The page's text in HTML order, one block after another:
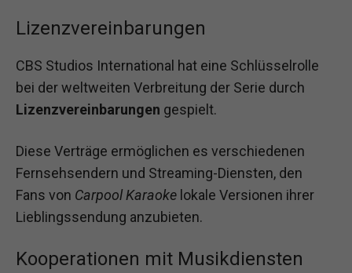
Lizenzvereinbarungen
CBS Studios International hat eine Schlüsselrolle
bei der weltweiten Verbreitung der Serie durch
Lizenzvereinbarungen gespielt.
Diese Verträge ermöglichen es verschiedenen
Fernsehsendern und Streaming-Diensten, den
Fans von Carpool Karaoke lokale Versionen ihrer
Lieblingssendung anzubieten.
Kooperationen mit Musikdiensten